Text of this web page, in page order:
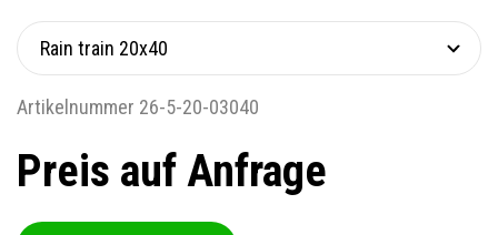
Artikelnummer 26-5-20-03040
Preis auf Anfrage